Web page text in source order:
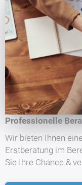
Professionelle
Wir bieten Ihnen
Erstberatung im
Sie Ihre Chance &